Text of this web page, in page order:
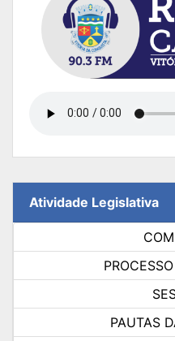
Atividade Legislativa
PAUTAS